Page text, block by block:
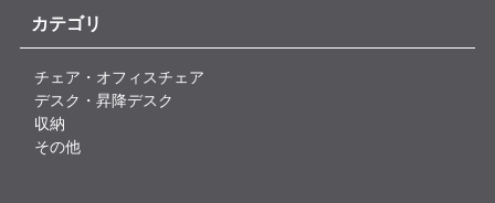
カテゴリ
チェア・オフィスチェア
デスク・昇降デスク
収納
その他